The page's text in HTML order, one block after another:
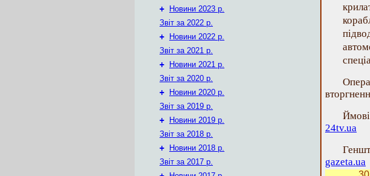
+
Новини 2023 р.
Звіт за 2022 р.
+
Новини 2022 р.
Звіт за 2021 р.
+
Новини 2021 р.
Звіт за 2020 р.
+
Новини 2020 р.
Звіт за 2019 р.
+
Новини 2019 р.
Звіт за 2018 р.
+
Новини 2018 р.
Звіт за 2017 р.
24tv.ua
gazeta.ua